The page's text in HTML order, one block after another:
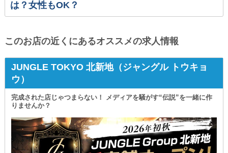
は？女性もOK？
このお店の近くにあるオススメの求人情報
JUNGLE TOKYO 北新地（ジャングル トウキョ
ウ）
完成された店じゃつまらない！ メディアを騒がす“伝説”を一緒に作
りませんか？